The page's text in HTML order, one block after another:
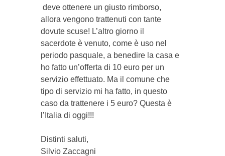
deve ottenere un giusto rimborso,
allora vengono trattenuti con tante
dovute scuse! L’altro giorno il
sacerdote è venuto, come è uso nel
periodo pasquale, a benedire la casa e
ho fatto un’offerta di 10 euro per un
servizio effettuato. Ma il comune che
tipo di servizio mi ha fatto, in questo
caso da trattenere i 5 euro? Questa è
l’Italia di oggi!!!
Distinti saluti,
Silvio Zaccagni